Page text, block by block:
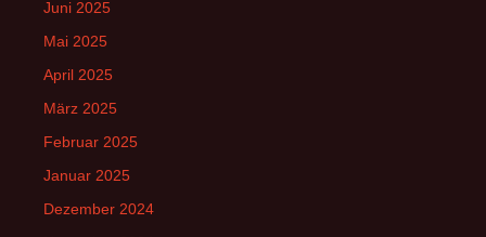
Juni 2025
Mai 2025
April 2025
März 2025
Februar 2025
Januar 2025
Dezember 2024